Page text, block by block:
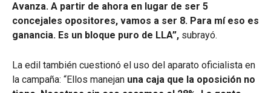
Avanza. A partir de ahora en lugar de ser 5
concejales opositores, vamos a ser 8. Para mí eso es
ganancia. Es un bloque puro de LLA”, subrayó.
La edil también cuestionó el uso del aparato oficialista en
la campaña: “Ellos manejan una caja que la oposición no